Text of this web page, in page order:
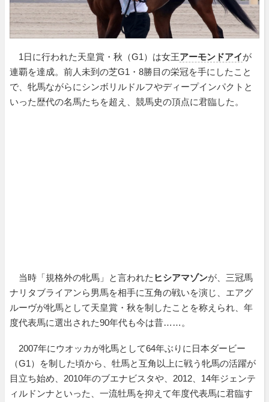
1日に行われた天皇賞・秋（G1）は女王アーモンドアイが
連覇を達成。前人未到の芝G1・8勝目の栄冠を手にしたこと
で、牝馬ながらにシンボリルドルフやディープインパクトと
いった歴代の名馬たちを超え、競馬史の頂点に君臨した。
当時「規格外の牝馬」と言われた ヒシアマゾンが、三冠馬
ナリタブライアンら男馬を相手に互角の戦いを演じ、エアグ
ルーヴが牝馬として天皇賞・秋を制したことを称えられ、年
度代表馬に選出された90年代も今は昔……。
2007年にウオッカが牝馬として64年ぶりに日本ダービー
（G1）を制した頃から、牡馬と互角以上に戦う牝馬の活躍が
目立ち始め、2010年のブエナビスタや、2012、14年ジェンテ
ィルドンナといった、一流牡馬を抑えて年度代表馬に君臨す